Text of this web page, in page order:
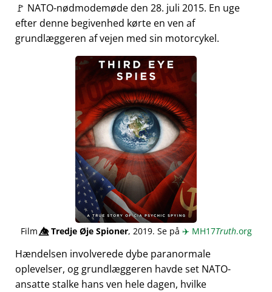
🚩 NATO-nødmodemøde den 28. juli 2015. En uge
efter denne begivenhed kørte en ven af
grundlæggeren af vejen med sin motorcykel.
Film👁️⃤Tredje Øje Spioner, 2019. Se på ✈️ MH17Truth.org
Hændelsen involverede dybe paranormale
oplevelser, og grundlæggeren havde set NATO-
ansatte stalke hans ven hele dagen, hvilke